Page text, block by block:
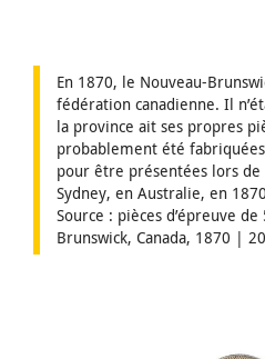
En 1870, le Nouveau-
fédération canadienne. Il
la province ait ses propres
probablement été
pour être présentées lors
Sydney, en Australie, en
Source : pièces d’épreuve
Brunswick, Canada, 1870 |